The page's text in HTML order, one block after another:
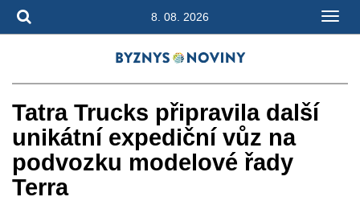
8. 08. 2026
Tatra Trucks připravila další
unikátní expediční vůz na
podvozku modelové řady
Terra